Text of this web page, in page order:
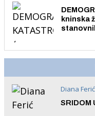
kninska
Diana Ferić
SRIDOM